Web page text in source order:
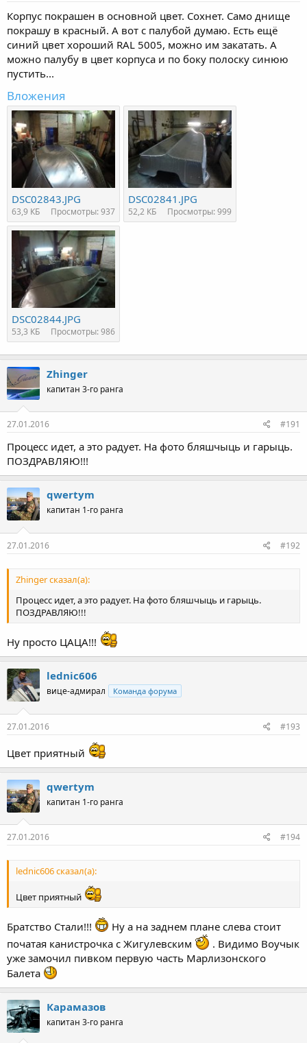
Корпус покрашен в основной цвет. Сохнет. Само днище
покрашу в красный. А вот с палубой думаю. Есть ещё
синий цвет хороший RAL 5005, можно им закатать. А
можно палубу в цвет корпуса и по боку полоску синюю
пустить...
Вложения
DSC02843.JPG
63,9 КБ Просмотры: 937
DSC02841.JPG
52,2 КБ Просмотры: 999
DSC02844.JPG
53,3 КБ Просмотры: 986
Zhinger
капитан 3-го ранга
27.01.2016 #191
Процесс идет, а это радует. На фото бляшчыць и гарыць.
ПОЗДРАВЛЯЮ!!!
qwertym
капитан 1-го ранга
27.01.2016 #192
Zhinger сказал(а):
Процесс идет, а это радует. На фото бляшчыць и гарыць.
ПОЗДРАВЛЯЮ!!!
Ну просто ЦАЦА!!!
lednic606
вице-адмирал Команда форума
27.01.2016 #193
Цвет приятный
qwertym
капитан 1-го ранга
27.01.2016 #194
lednic606 сказал(а):
Цвет приятный
Братство Стали!!!
Ну а на заднем плане слева стоит
початая канистрочка с Жигулевским
. Видимо Воучык
уже замочил пивком первую часть Марлизонского
Балета
Карамазов
капитан 3-го ранга